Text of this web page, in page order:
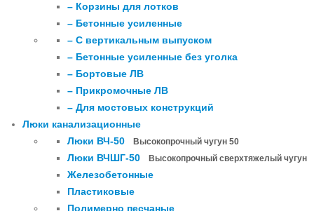
– Корзины для лотков
– Бетонные усиленные
– С вертикальным выпуском
– Бетонные усиленные без уголка
– Бортовые ЛВ
– Прикромочные ЛВ
– Для мостовых конструкций
Люки канализационные
Люки ВЧ-50
Высокопрочный чугун 50
Люки ВЧШГ-50 Высокопрочный сверхтяжелый чугун
Железобетонные
Пластиковые
Полимерно песчаные